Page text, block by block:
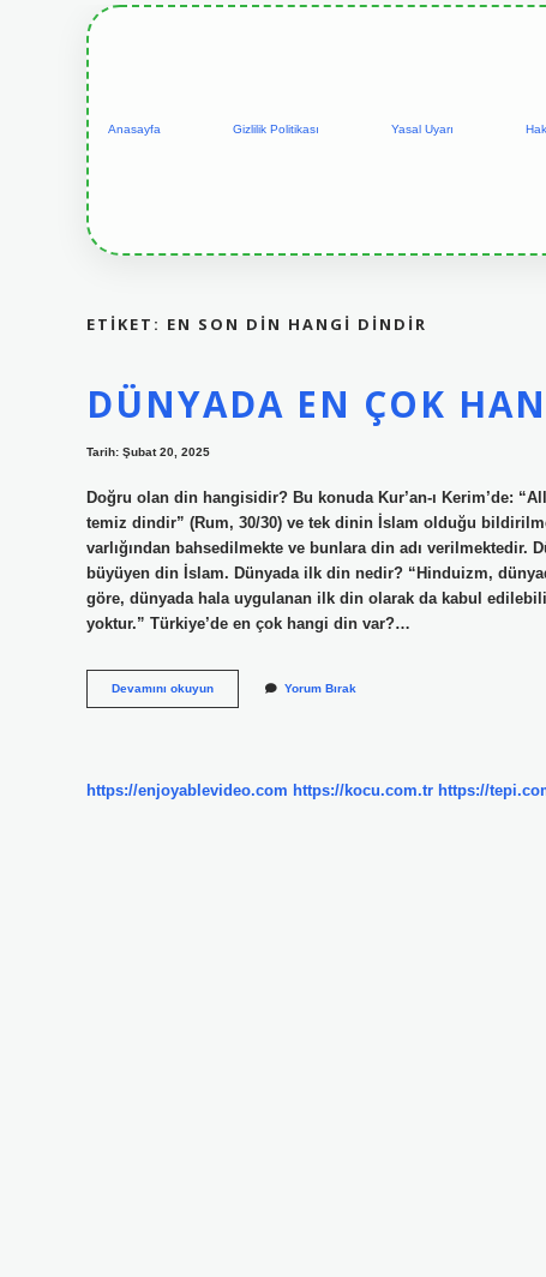
Anasayfa Gizlilik Politikası Yasal Uyarı
ETIKET: EN SON DIN HANGI DINDIR
DÜNYADA EN ÇOK
Tarih: Şubat 20, 2025
Doğru olan din hangisidir? Bu konuda Kur’an-ı Kerim’de:
temiz dindir” (Rum, 30/30) ve tek dinin İslam olduğu
varlığından bahsedilmekte ve bunlara din adı verilmektedir.
büyüyen din İslam. Dünyada ilk din nedir? “Hinduizm,
göre, dünyada hala uygulanan ilk din olarak da kabul
yoktur.” Türkiye’de en çok hangi din var?…
Devamını okuyunDünyada
En
Var
Yorum Bırak
https://enjoyablevideo.com https://kocu.com.tr https://